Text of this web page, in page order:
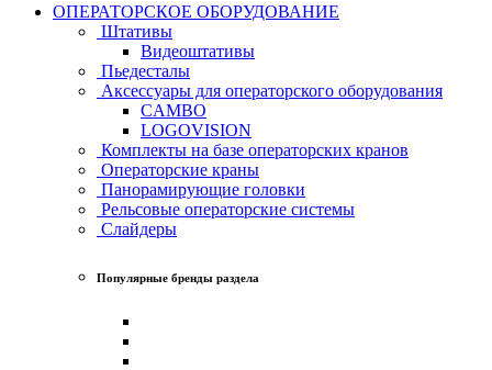
ОПЕРАТОРСКОЕ ОБОРУДОВАНИЕ
Штативы
Видеоштативы
Пьедесталы
Аксессуары для операторского оборудования
CAMBO
LOGOVISION
Комплекты на базе операторских кранов
Операторские краны
Панорамирующие головки
Рельсовые операторские системы
Слайдеры
Популярные бренды раздела